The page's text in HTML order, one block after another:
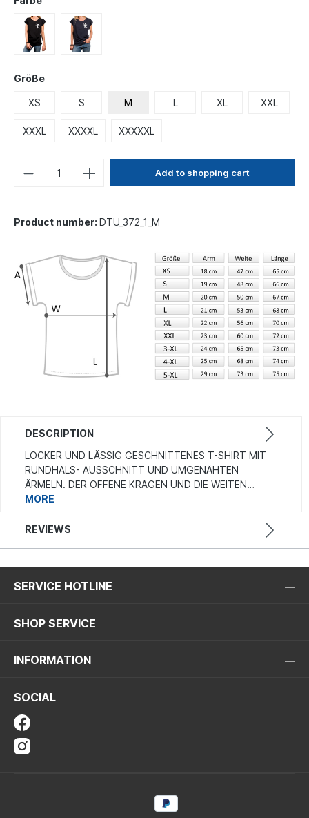
Größe
XS S M L XL XXL
XXXL XXXXL XXXXXL
Add to shopping cart
Product number: DTU_372_1_M
DESCRIPTION
LOCKER UND LÄSSIG GESCHNITTENES T-SHIRT MIT
RUNDHALS- AUSSCHNITT UND UMGENÄHTEN
ÄRMELN. DER OFFENE KRAGEN UND DIE WEITEN…
MORE
REVIEWS
SERVICE HOTLINE
SHOP SERVICE
INFORMATION
SOCIAL